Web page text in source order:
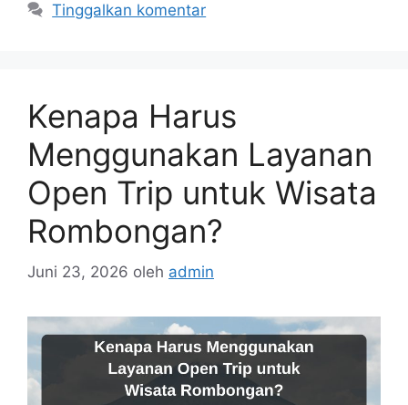
Tinggalkan komentar
Kenapa Harus
Menggunakan Layanan
Open Trip untuk Wisata
Rombongan?
Juni 23, 2026 oleh admin